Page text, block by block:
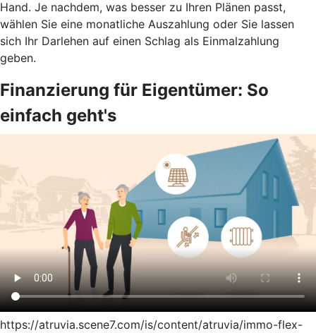
Hand. Je nachdem, was besser zu Ihren Plänen passt,
wählen Sie eine monatliche Auszahlung oder Sie lassen
sich Ihr Darlehen auf einen Schlag als Einmalzahlung
geben.
Finanzierung für Eigentümer: So
einfach geht's
https://atruvia.scene7.com/is/content/atruvia/immo-flex-